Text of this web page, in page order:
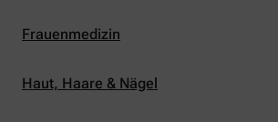
Frauenmedizin
Haut, Haare & Nägel